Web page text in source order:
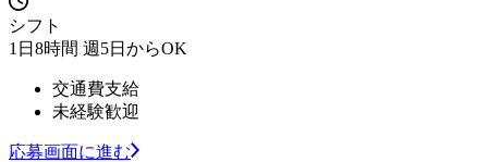
シフト
1日8時間 週5日からOK
交通費支給
未経験歓迎
応募画面に進む